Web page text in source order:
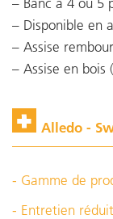
Banc à 4 ou 5
Disponible en
Assise
Assise en bois
Alledo -
- Gamme de
- Entretien réduit